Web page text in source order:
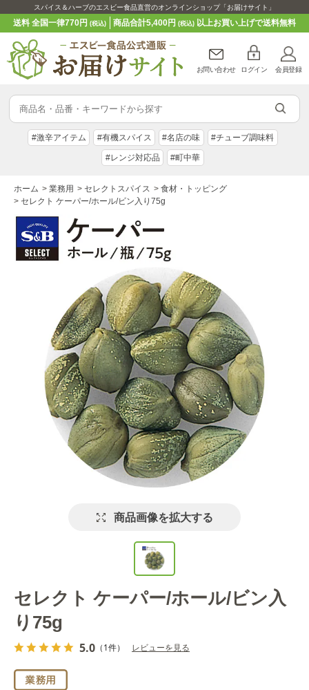
スパイス＆ハーブのエスビー食品直営のオンラインショップ「お届けサイト」
送料 全国一律770円(税込) 商品合計5,400円 (税込)以上お買い上げで送料無料
お問い合わせ ログイン 会員登録
#激辛アイテム #有機スパイス #名店の味 #チューブ調味料
#レンジ対応品 #町中華
ホーム > 業務用 > セレクトスパイス > 食材・トッピング
> セレクト ケーパー/ホール/ビン入り75g
商品画像を拡大する
セレクト ケーパー/ホール/ビン入
り75g
5.0 （1件） レビューを見る